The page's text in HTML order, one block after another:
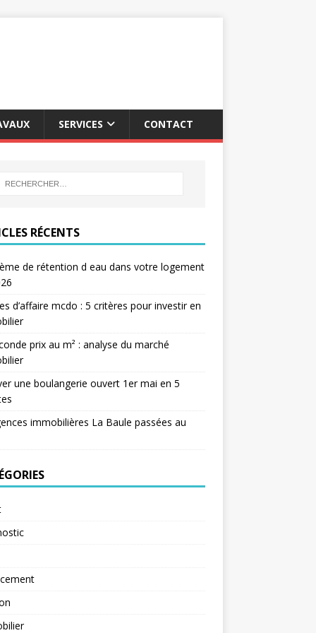
SERVICES CONTACT
RÉCENTS
de rétention d eau dans votre logement
d’affaire mcdo : 5 critères pour investir en
prix au m² : analyse du marché
une boulangerie ouvert 1er mai en 5
immobilières La Baule passées au